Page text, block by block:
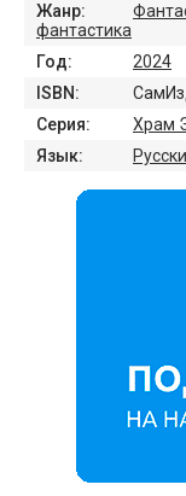
Жанр:
фантастика
Год:
2024
ISBN:
Серия:
Храм
Язык: